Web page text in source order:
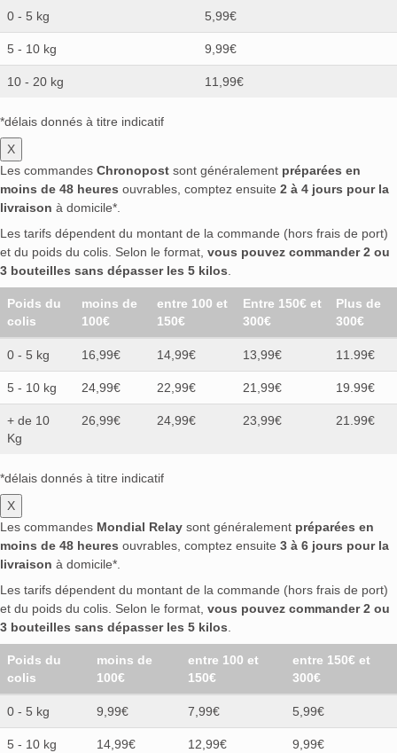
0 - 5 kg 5,99€
5 - 10 kg 9,99€
10 - 20 kg 11,99€
*délais donnés à titre indicatif
X
Les commandes Chronopost sont généralement préparées en
moins de 48 heures ouvrables, comptez ensuite 2 à 4 jours pour la
livraison à domicile*.
Les tarifs dépendent du montant de la commande (hors frais de port)
et du poids du colis. Selon le format, vous pouvez commander 2 ou
3 bouteilles sans dépasser les 5 kilos
Poids du
colis
moins de
100€
entre 100 et
150€
Entre 150€ et
300€
Plus de
300€
0 - 5 kg 16,99€ 14,99€ 13,99€ 11.99€
5 - 10 kg 24,99€ 22,99€ 21,99€ 19.99€
+ de 10
Kg
26,99€ 24,99€ 23,99€ 21.99€
*délais donnés à titre indicatif
X
Les commandes Mondial Relay sont généralement préparées en
moins de 48 heures ouvrables, comptez ensuite 3 à 6 jours pour la
livraison à domicile*.
Les tarifs dépendent du montant de la commande (hors frais de port)
et du poids du colis. Selon le format, vous pouvez commander 2 ou
3 bouteilles sans dépasser les 5 kilos
Poids du
colis
moins de
100€
entre 100 et
150€
entre 150€ et
300€
0 - 5 kg 9,99€ 7,99€ 5,99€
5 - 10 kg 14,99€ 12,99€ 9,99€